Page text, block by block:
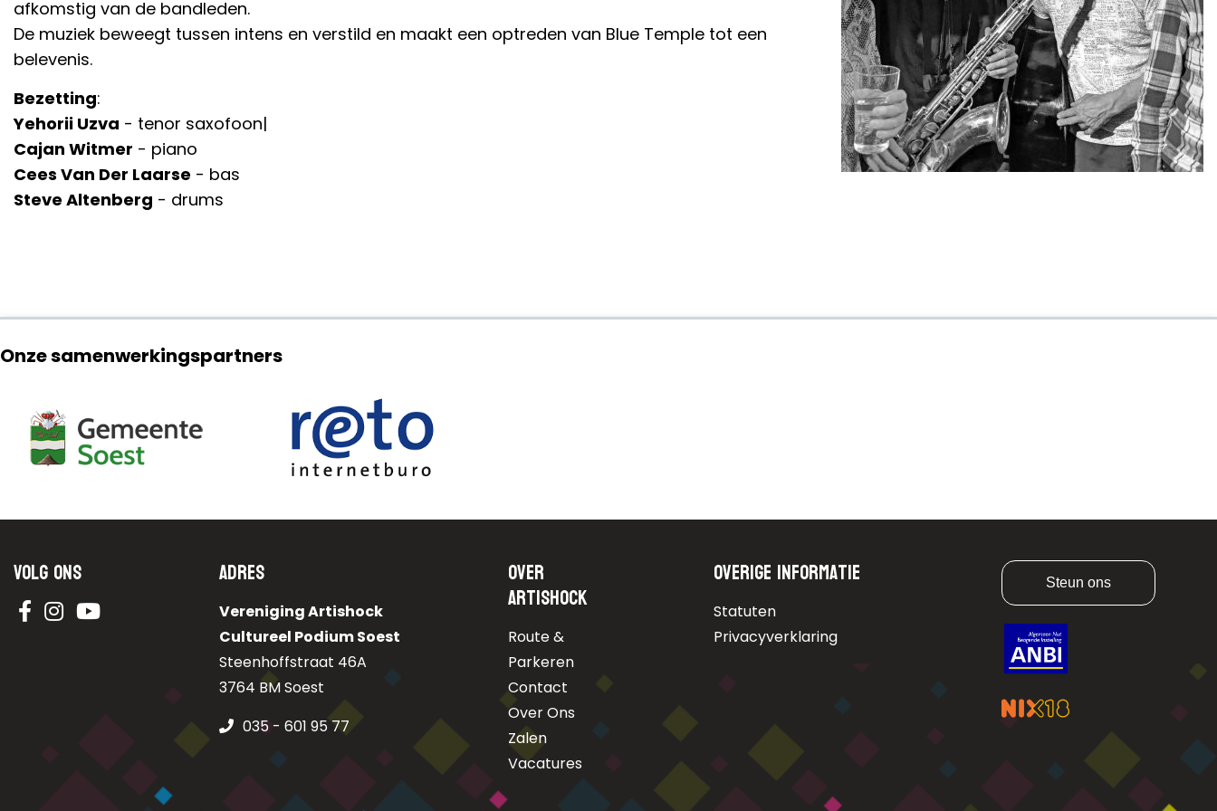
afkomstig van de bandleden.
De muziek beweegt tussen intens en verstild en maakt een optreden van Blue Temple tot een
belevenis.
Bezetting:
Yehorii Uzva - tenor saxofoon|
Cajan Witmer - piano
Cees Van Der Laarse - bas
Steve Altenberg - drums
Onze samenwerkingspartners
Volg ons Adres
Vereniging Artishock
Cultureel Podium Soest
Steenhoffstraat 46A
3764 BM Soest
035 - 601 95 77
Over
Artishock
Route &
Parkeren
Contact
Over Ons
Zalen
Vacatures
Overige informatie
Statuten
Privacyverklaring
Steun ons